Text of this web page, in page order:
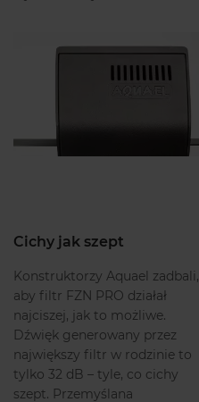
Cichy jak szept
Konstruktorzy Aquael zadbali,
aby filtr FZN PRO działał
najciszej, jak to możliwe.
Dźwięk generowany przez
największy filtr w rodzinie to
tylko 32 dB – tyle, co cichy
szept. Przemyślana